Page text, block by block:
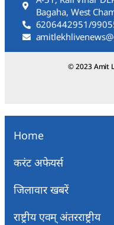
Bagaha, West
6206442951/
© 2023 Amit
Home
करंट अफेयर्स
जिलावार खबरें
राष्ट्रीय एवम् अंतरराष्ट्रीय